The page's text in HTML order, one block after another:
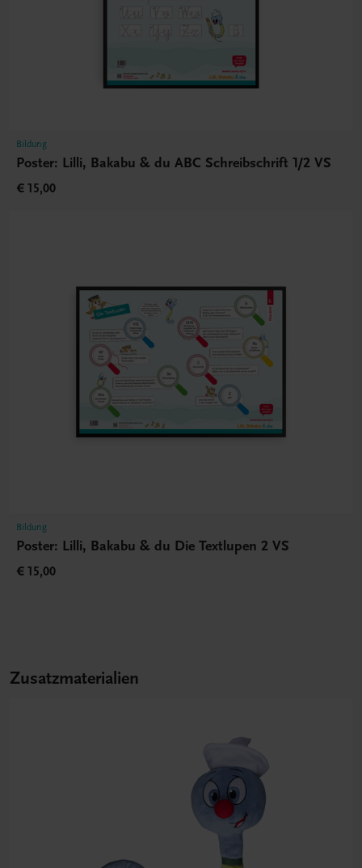
Bildung
Poster: Lilli, Bakabu & du ABC Schreibschrift 1/2 VS
€ 15,00
Bildung
Poster: Lilli, Bakabu & du Die Textlupen 2 VS
€ 15,00
Zusatzmaterialien